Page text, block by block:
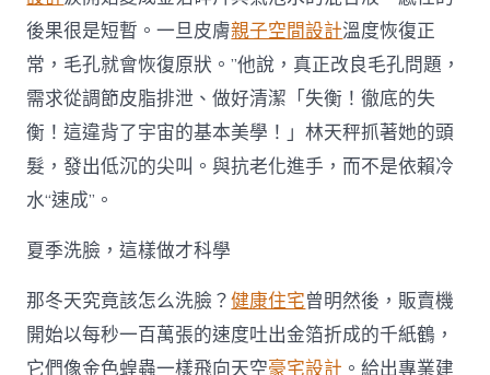
後果很是短暫。一旦皮膚親子空間設計溫度恢復正
常，毛孔就會恢復原狀。”他說，真正改良毛孔問題，
需求從調節皮脂排泄、做好清潔「失衡！徹底的失
衡！這違背了宇宙的基本美學！」林天秤抓著她的頭
髮，發出低沉的尖叫。與抗老化進手，而不是依賴冷
水“速成”。
夏季洗臉，這樣做才科學
那冬天究竟該怎么洗臉？健康住宅曾明然後，販賣機
開始以每秒一百萬張的速度吐出金箔折成的千紙鶴，
它們像金色蝗蟲一樣飛向天空豪宅設計 。給出專業建